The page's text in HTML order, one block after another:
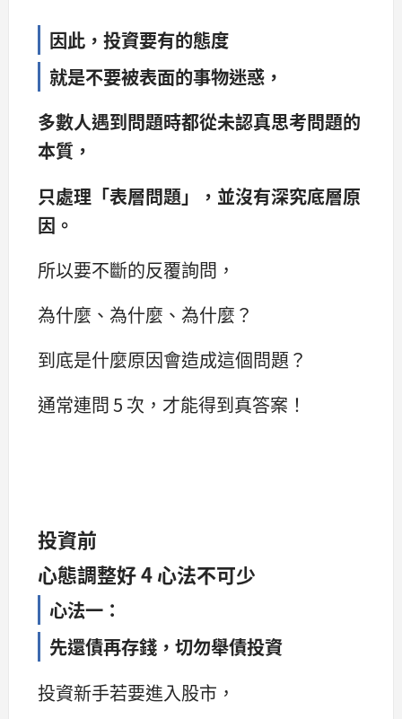
因此，投資要有的態度
就是不要被表面的事物迷惑，
多數人遇到問題時都從未認真思考問題的
本質，
只處理「表層問題」，並沒有深究底層原
因。
所以要不斷的反覆詢問，
為什麼、為什麼、為什麼？
到底是什麼原因會造成這個問題？
通常連問 5 次，才能得到真答案！
投資前
心態調整好4 心法不可少
心法一：
先還債再存錢，切勿舉債投資
投資新手若要進入股市，